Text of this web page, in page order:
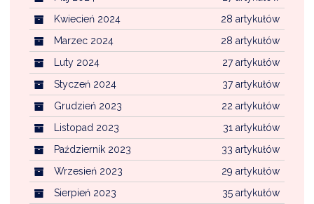
28 artykułów
Kwiecień 2024
28 artykułów
Marzec 2024
27 artykułów
Luty 2024
37 artykułów
Styczeń 2024
22 artykułów
Grudzień 2023
31 artykułów
Listopad 2023
33 artykułów
Październik 2023
29 artykułów
Wrzesień 2023
35 artykułów
Sierpień 2023